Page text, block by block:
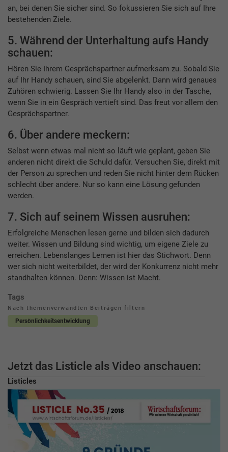
an, bei denen Sie sicher sind. So fokussieren Sie sich auf Ihre
bestehenden Ziele.
5. Während der Unterhaltung aufs Handy
schauen:
Hören Sie Ihrem Gesprächspartner aufmerksam zu. Sobald Sie
auf Ihr Handy schauen, sind Sie abgelenkt. Dann wird genaues
Zuhören schwierig. Lassen Sie Ihr Handy also in der Tasche,
wenn Sie in ein Gespräch vertieft sind. Das freut vor allem den
Gesprächspartner.
6. Über andere meckern:
Selbst wenn etwas mal nicht so läuft wie geplant, geben Sie
anderen nicht direkt die Schuld dafür. Versuchen Sie, direkt mit
der Person zu sprechen und reden Sie nicht hinter dem Rücken
schlecht über andere. Nur so kann eine Lösung gefunden
werden.
7. Sich auf seinem Wissen ausruhen:
Erfolgreiche Menschen lesen gerne und bilden sich dadurch
weiter. Wissen und Bildung sind wichtig, um eigene Ziele zu
erreichen. Lebenslanges Lernen ist hier das Stichwort. Denn
wer sich nicht weiterbildet, der wird der Konkurrenz nicht mehr
standhalten können. Denn: Wissen ist Macht.
Tags
Nach themenverwandten Beiträgen filtern
Persönlichkeitsentwicklung
Jetzt das Listicle als Video anschauen:
Listicles